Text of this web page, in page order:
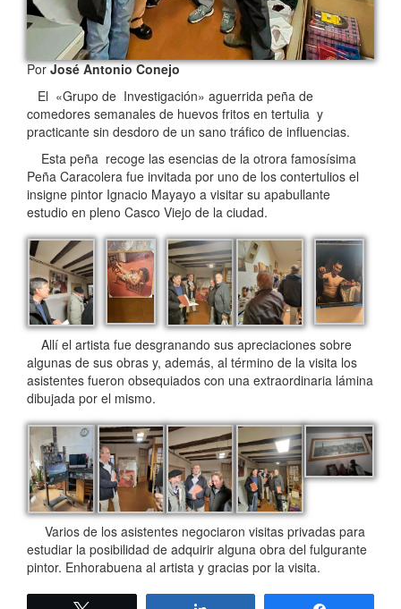
PorJosé Antonio Conejo
El «Grupo de Investigación» aguerrida peña de
comedores semanales de huevos fritos en tertulia y
practicante sin desdoro de un sano tráfico de influencias.
Esta peña recoge las esencias de la otrora famosísima
Peña Caracolera fue invitada por uno de los contertulios el
insigne pintor Ignacio Mayayo a visitar su apabullante
estudio en pleno Casco Viejo de la ciudad.
Allí el artista fue desgranando sus apreciaciones sobre
algunas de sus obras y, además, al término de la visita los
asistentes fueron obsequiados con una extraordinaria lámina
dibujada por el mismo.
Varios de los asistentes negociaron visitas privadas para
estudiar la posibilidad de adquirir alguna obra del fulgurante
pintor. Enhorabuena al artista y gracias por la visita.